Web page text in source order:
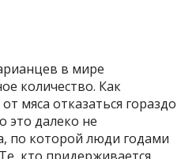
в мире
количество. Как
мяса отказаться гораздо
это далеко не
по которой люди годами